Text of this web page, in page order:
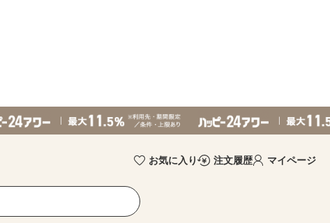
お気に入り 注文履歴 マイページ